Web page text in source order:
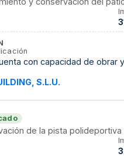
con capacidad de obrar
S.L.U.
de la pista polideportiva